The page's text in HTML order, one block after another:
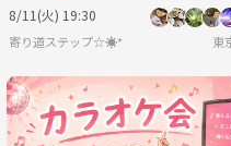
8/11(火) 19:30
寄り道ステップ☆☀︎* 東